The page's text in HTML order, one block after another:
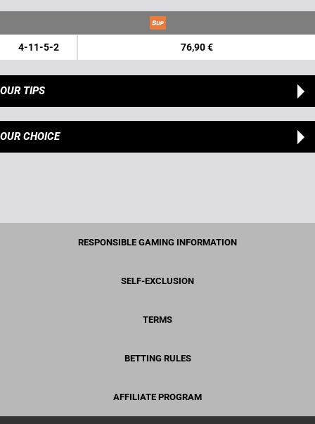
4-11-5-2 76,90 €
OUR TIPS
OUR CHOICE
RESPONSIBLE GAMING INFORMATION
SELF-EXCLUSION
TERMS
BETTING RULES
AFFILIATE PROGRAM